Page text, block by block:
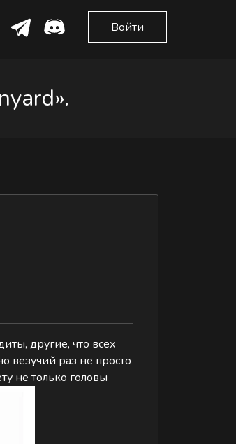
Войти
другие, что всех
везучий раз не просто
не только головы